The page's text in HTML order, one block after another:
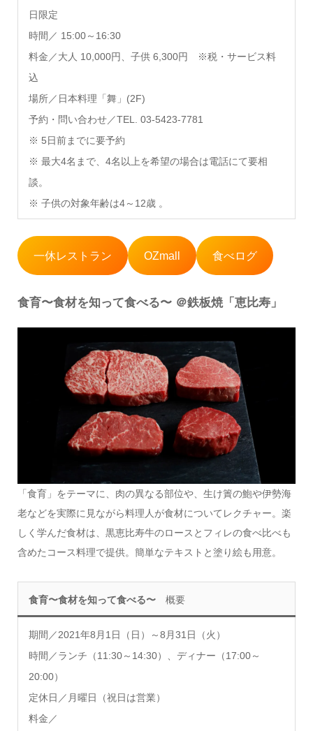
日限定
時間／ 15:00～16:30
料金／大人 10,000円、子供 6,300円 ※税・サービス料
込
場所／日本料理「舞」(2F)
予約・問い合わせ／TEL. 03-5423-7781
※ 5日前までに要予約
※ 最大4名まで、4名以上を希望の場合は電話にて要相
談。
※ 子供の対象年齢は4～12歳 。
一休レストラン OZmall 食べログ
食育〜食材を知って食べる〜 ＠鉄板焼「恵比寿」
「食育」をテーマに、肉の異なる部位や、生け簀の鮑や伊勢海
老などを実際に見ながら料理人が食材についてレクチャー。楽
しく学んだ食材は、黒恵比寿牛のロースとフィレの食べ比べも
含めたコース料理で提供。簡単なテキストと塗り絵も用意。
食育〜食材を知って食べる〜概要
期間／2021年8月1日（日）～8月31日（火）
時間／ランチ（11:30～14:30）、ディナー（17:00～
20:00）
定休日／月曜日（祝日は営業）
料金／